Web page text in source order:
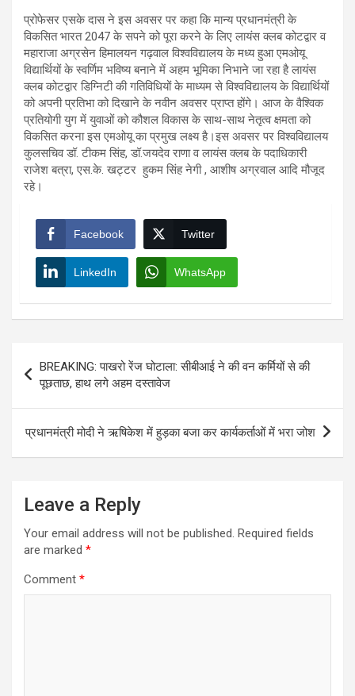
प्रोफेसर एसके दास ने इस अवसर पर कहा कि मान्य प्रधानमंत्री के
विकसित भारत 2047 के सपने को पूरा करने के लिए लायंस क्लब कोटद्वार व
महाराजा अग्रसेन हिमालयन गढ़वाल विश्वविद्यालय के मध्य हुआ एमओयू
विद्यार्थियों के स्वर्णिम भविष्य बनाने में अहम भूमिका निभाने जा रहा है लायंस
क्लब कोटद्वार डिग्निटी की गतिविधियों के माध्यम से विश्वविद्यालय के विद्यार्थियों
को अपनी प्रतिभा को दिखाने के नवीन अवसर प्राप्त होंगे। आज के वैश्विक
प्रतियोगी युग में युवाओं को कौशल विकास के साथ-साथ नेतृत्व क्षमता को
विकसित करना इस एमओयू का प्रमुख लक्ष्य है।इस अवसर पर विश्वविद्यालय
कुलसचिव डॉ. टीकम सिंह, डॉ.जयदेव राणा व लायंस क्लब के पदाधिकारी
राजेश बत्रा, एस.के. खट्टर हुकम सिंह नेगी , आशीष अग्रवाल आदि मौजूद
रहे।
Facebook Twitter
LinkedIn WhatsApp
navigation
BREAKING: पाखरो रेंज घोटाला: सीबीआई ने की वन कर्मियों से की
पूछताछ, हाथ लगे अहम दस्तावेज
प्रधानमंत्री मोदी ने ऋषिकेश में हुड़का बजा कर कार्यकर्ताओं में भरा जोश
Leave a Reply
Your email address will not be published. Required fields
are marked *
Comment *